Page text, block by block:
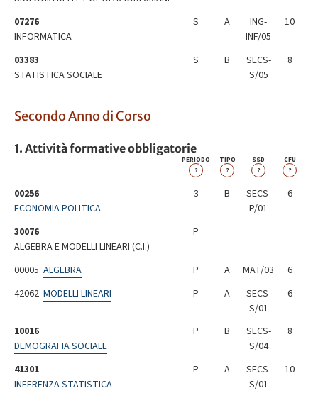
07276
INFORMATICA
S A
ING-
INF/05
10
03383
STATISTICA SOCIALE
S B
SECS-
S/05
8
Secondo Anno di Corso
1. Attività formative obbligatorie
PERIODO
?
TIPO
?
SSD
?
CFU
?
00256
ECONOMIA POLITICA
3 B
SECS-
P/01
6
30076
ALGEBRA E MODELLI LINEARI (C.I.)
P
00005 ALGEBRA P A MAT/03
6
42062 MODELLI LINEARI P A
SECS-
S/01
6
10016
DEMOGRAFIA SOCIALE
P B
SECS-
S/04
8
41301
INFERENZA STATISTICA
P A
SECS-
S/01
10